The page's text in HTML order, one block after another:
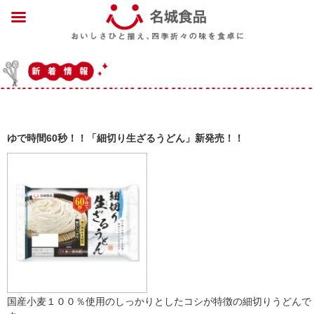
ゆで時間60秒！！「細切り生ざるうどん」新発売！！
国産小麦１００％使用のしっかりとしたコシが特徴の細切りうどんで